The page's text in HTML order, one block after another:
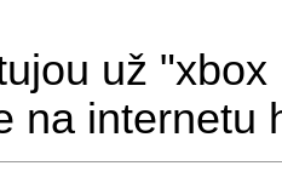
už
na internetu